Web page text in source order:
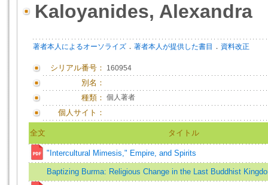
Kaloyanides, Alexandra
著者本人によるオーソライズ ． 著者本人が提供した書目 ． 資料改正
シリアル番号： 160954
別名：
種類： 個人著者
個人サイト：
全文 タイトル
"Intercultural Mimesis," Empire, and Spirits
Baptizing Burma: Religious Change in the Last Buddhist